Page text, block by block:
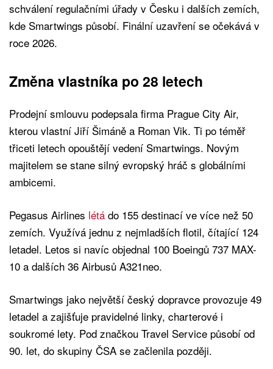
schválení regulačními úřady v Česku i dalších zemích,
kde Smartwings působí. Finální uzavření se očekává v
roce 2026.
Změna vlastníka po 28 letech
Prodejní smlouvu podepsala firma Prague City Air,
kterou vlastní Jiří Šimáně a Roman Vik. Ti po téměř
třiceti letech opouštějí vedení Smartwings. Novým
majitelem se stane silný evropský hráč s globálními
ambicemi.
Pegasus Airlines létá do 155 destinací ve více než 50
zemích. Využívá jednu z nejmladších flotil, čítající 124
letadel. Letos si navíc objednal 100 Boeingů 737 MAX-
10 a dalších 36 Airbusů A321neo.
Smartwings jako největší český dopravce provozuje 49
letadel a zajišťuje pravidelné linky, charterové i
soukromé lety. Pod značkou Travel Service působí od
90. let, do skupiny ČSA se začlenila později.